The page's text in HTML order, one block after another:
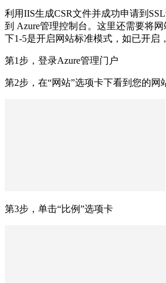
利用IIS生成CSR文件并成功申请到
到 Azure管理控制台。这里还需要将
下1-5是开启网站标准模式，如已开启
第1步，登录Azure管理门户
第2步，在“网站”选项卡下看到您的网
第3步，单击“比例”选项卡